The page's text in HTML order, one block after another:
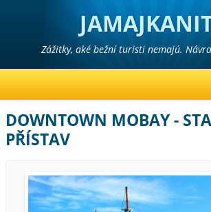
Zážitky, aké bežní turisti nemajú.
DOWNTOWN MOBAY -
PŘÍSTAV